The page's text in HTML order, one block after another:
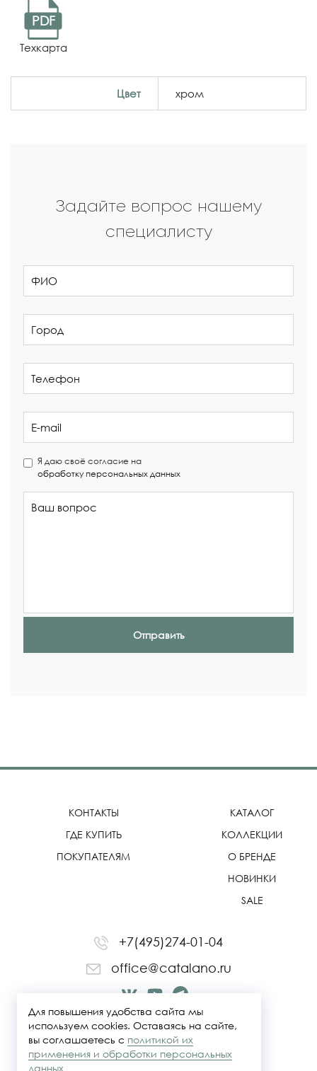
PDF
Техкарта
Цвет хром
Задайте вопрос нашему
специалисту
Я даю своё согласие на
обработку персональных данных
Отправить
КОНТАКТЫ
ГДЕ КУПИТЬ
ПОКУПАТЕЛЯМ
КАТАЛОГ
КОЛЛЕКЦИИ
О БРЕНДЕ
НОВИНКИ
SALE
+7(495)274-01-04
office@catalano.ru
Для повышения удобства сайта мы
используем cookies. Оставаясь на сайте,
вы соглашаетесь с политикой их
применения и обработки персональных
данных